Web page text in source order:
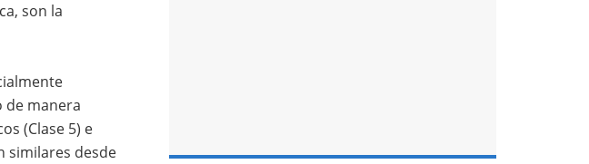
son la
de manera
(Clase 5) e
similares desde